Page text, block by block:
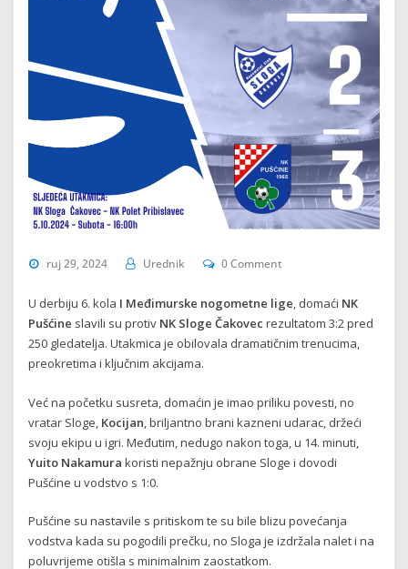
ruj 29, 2024 Urednik 0 Comment
U derbiju 6. kola I Međimurske nogometne lige, domaći NK
Pušćine slavili su protiv NK Sloge Čakovec rezultatom 3:2 pred
250 gledatelja. Utakmica je obilovala dramatičnim trenucima,
preokretima i ključnim akcijama.
Već na početku susreta, domaćin je imao priliku povesti, no
vratar Sloge, Kocijan , briljantno brani kazneni udarac, držeći
svoju ekipu u igri. Međutim, nedugo nakon toga, u 14. minuti,
Yuito Nakamura koristi nepažnju obrane Sloge i dovodi
Pušćine u vodstvo s 1:0.
Pušćine su nastavile s pritiskom te su bile blizu povećanja
vodstva kada su pogodili prečku, no Sloga je izdržala nalet i na
poluvrijeme otišla s minimalnim zaostatkom.